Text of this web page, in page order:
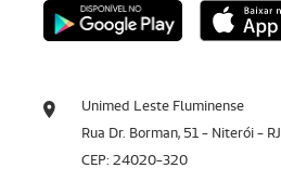
Unimed Leste Fluminense
Rua Dr. Borman, 51 - Niterói - RJ
CEP: 24020-320